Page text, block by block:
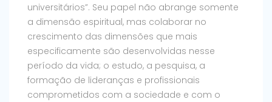
universitários”. Seu papel não abrange somente
a dimensão espiritual, mas colaborar no
crescimento das dimensões que mais
especificamente são desenvolvidas nesse
período da vida; o estudo, a pesquisa, a
formação de lideranças e profissionais
comprometidos com a sociedade e com o